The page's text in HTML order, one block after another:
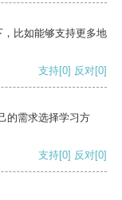
比如能够支持更多地
支持[0] 反对[0]
的需求选择学习方
支持[0] 反对[0]